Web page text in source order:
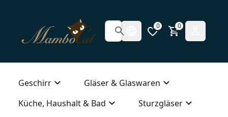
0 0
Geschirr
Gläser & Glaswaren
Küche, Haushalt & Bad
Sturzgläser